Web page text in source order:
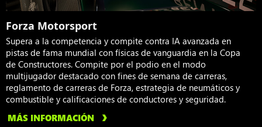
Forza Motorsport
Supera a la competencia y compite contra IA avanzada en
pistas de fama mundial con físicas de vanguardia en la Copa
de Constructores. Compite por el podio en el modo
multijugador destacado con fines de semana de carreras,
reglamento de carreras de Forza, estrategia de neumáticos y
combustible y calificaciones de conductores y seguridad.
MÁS INFORMACIÓN